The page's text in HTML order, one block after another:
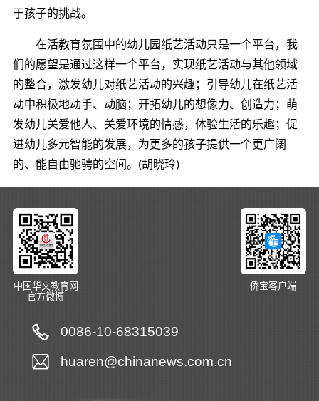
于孩子的挑战。
在活教育氛围中的幼儿园纸艺活动只是一个平台，我
们的愿望是通过这样一个平台，实现纸艺活动与其他领域
的整合，激发幼儿对纸艺活动的兴趣；引导幼儿在纸艺活
动中积极地动手、动脑；开拓幼儿的想像力、创造力；萌
发幼儿关爱他人、关爱环境的情感，体验生活的乐趣；促
进幼儿多元智能的发展，为更多的孩子提供一个更广阔
的、能自由驰骋的空间。(胡晓玲)
中国华文教育网
官方微博
侨宝客户端
0086-10-68315039
huaren@chinanews.com.cn